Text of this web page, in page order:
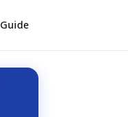
Guide